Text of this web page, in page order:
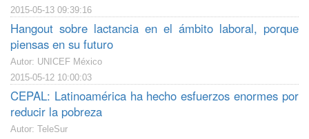
2015-05-13 09:39:16
Hangout sobre lactancia en el ámbito laboral, porque
piensas en su futuro
Autor: UNICEF México
2015-05-12 10:00:03
CEPAL: Latinoamérica ha hecho esfuerzos enormes por
reducir la pobreza
Autor: TeleSur